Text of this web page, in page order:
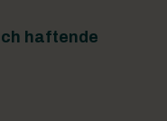
haftende